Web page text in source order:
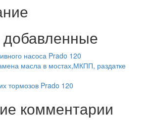
насоса Prado 120
масла в мостах,МКПП, раздатке
тормозов Prado 120
комментарии